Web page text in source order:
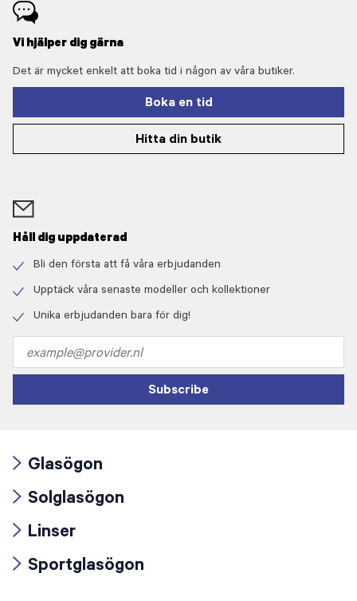
Vi hjälper dig gärna
Det är mycket enkelt att boka tid i någon av våra butiker.
Boka en tid
Hitta din butik
Håll dig uppdaterad
icon
Bli den första att få våra erbjudanden
icon
Upptäck våra senaste modeller och kollektioner
Unika erbjudanden bara för dig!
address
Subscribe
icon
Glasögon
icon
Solglasögon
icon
Linser
Sportglasögon